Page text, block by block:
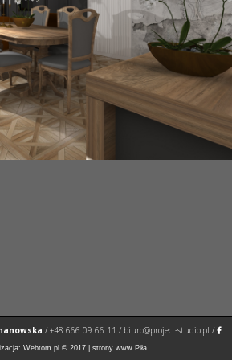
/+48 666 09 66 11 / biuro@project-studio.pl /
Webtom.pl © 2017 | strony www Piła